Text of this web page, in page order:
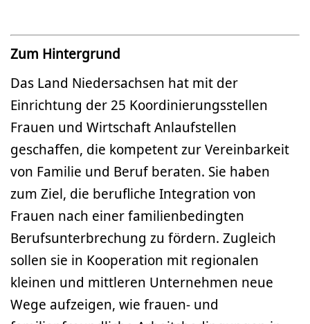
Zum Hintergrund
Das Land Niedersachsen hat mit der
Einrichtung der 25 Koordinierungsstellen
Frauen und Wirtschaft Anlaufstellen
geschaffen, die kompetent zur Vereinbarkeit
von Familie und Beruf beraten. Sie haben
zum Ziel, die berufliche Integration von
Frauen nach einer familienbedingten
Berufsunterbrechung zu fördern. Zugleich
sollen sie in Kooperation mit regionalen
kleinen und mittleren Unternehmen neue
Wege aufzeigen, wie frauen- und